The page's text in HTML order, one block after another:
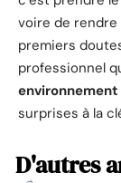
voire de rendre
premiers
professionnel
environnement
surprises à la
D'autres